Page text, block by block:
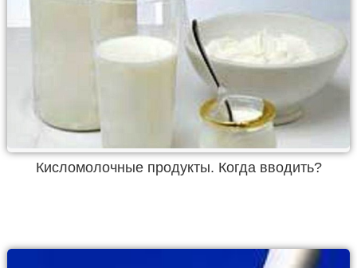
Кисломолочные продукты. Когда вводить?